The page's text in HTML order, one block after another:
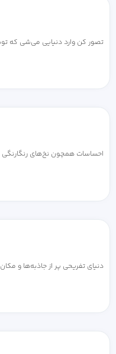
تصور کن وارد دنیایی می‌شی که
احساسات همچون نخ‌های رنگارنگی
دنیای تفریحی پر از جاذبه‌ها و